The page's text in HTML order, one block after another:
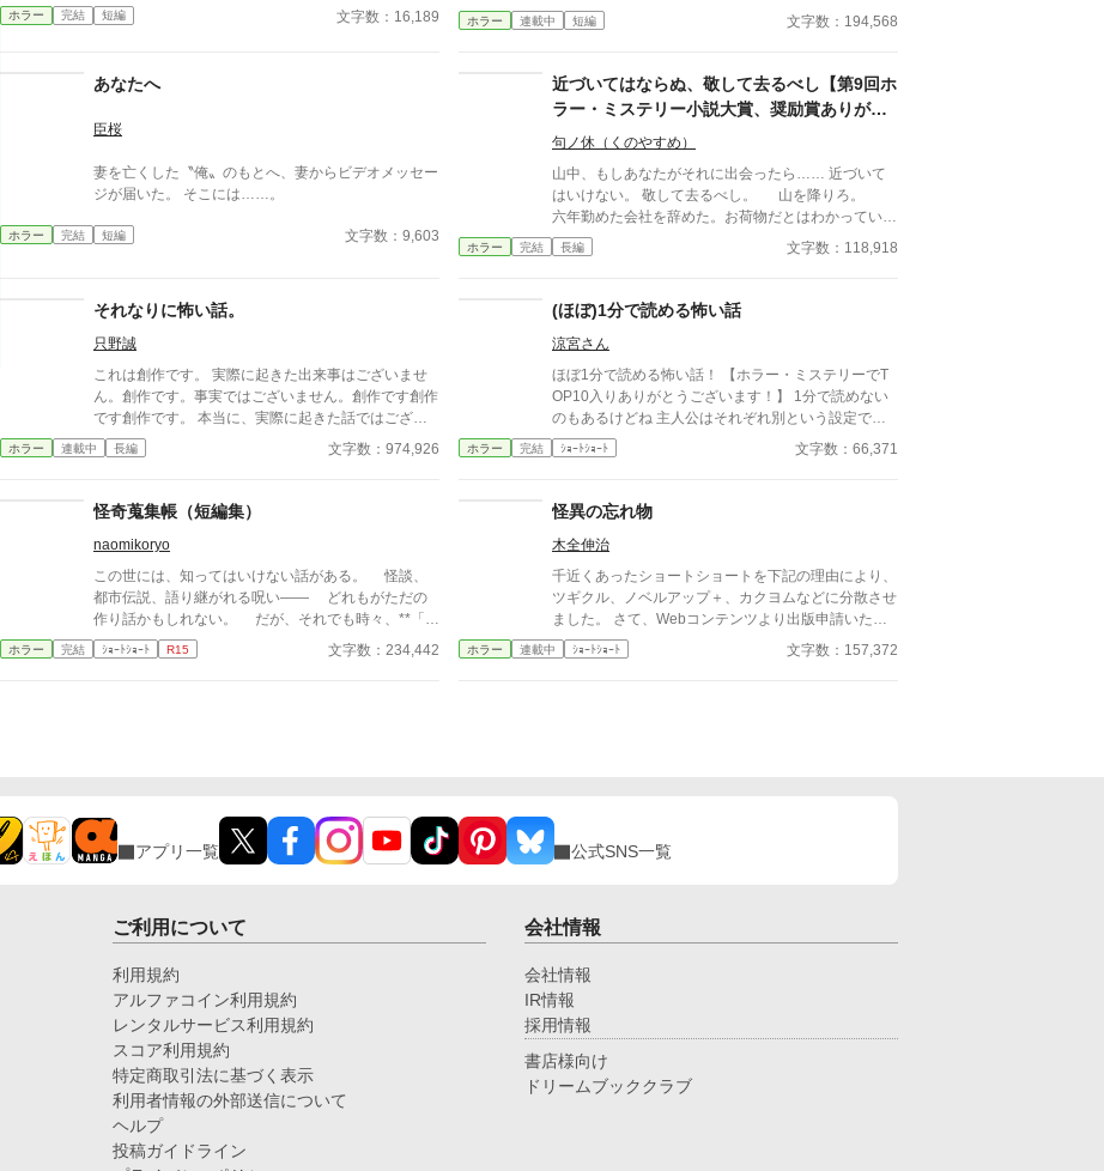
ホラー 完結 短編 文字数：16,189
違和感は、もう始まっている。 帰り道、誰もいない
はずの部屋、何気ない会話。 どこにでもある日常
意味が分かると凍りつく話。 理由もなく、ただ追い
詰められていく話。 そして、最後の一行で現実がひ
っくり返る話。 1話1000〜2000文字。隙間時間で読
める短編ながら、 読み終えたあと、ふとした静寂が
怖くなる。 これはすべて、どこかで起きていてもお
かしくない話。 ――あなたのすぐ隣でも。 洒落にな
らない実話風・創作ホラー。
ホラー 連載中 短編 文字数：194,568
あなたへ
臣桜
妻を亡くした〝俺〟のもとへ、妻からビデオメッセー
ジが届いた。 そこには……。
ホラー 完結 短編 文字数：9,603
近づいてはならぬ、敬して去るべし【第9回ホ
ラー・ミステリー小説大賞、奨励賞ありがと
うございました！】
句ノ休（くのやすめ）
山中、もしあなたがそれに出会ったら…… 近づいて
はいけない。 敬して去るべし。 山を降りろ。
六年勤めた会社を辞めた。お荷物だとはわかっていた
し、むしろ清々しくもあった。 28歳のコウイチに
は、仕事より大切なものがあった。 田舎歩きだ。そ
落、古い祠、忘れられた神々——それを訪ねること
は、彼のたった一つの愉しみだった。 大学時代、
民俗学の講義で准教授はこう言った。「神々は神では
ない」。人が畏れ、従い、忖度したものがかみにな
る。その言葉がコウイチを変えた。 会社の営業で関
東のあちこちを歩きまわった。コウイチは仕事よりも
た。 失業後、ふと見つけた資料にコウイチは目を
族がいたという。山奥には祠があるらしい。だがもう
六十年も前に無人になってしまっているようだ。
人に出会う。一人目は気のいい古書店主。二人目は何
かを知りながら口を閉ざす資料館の老人。そして三人
目は—— 深い山中でコウイチはついに祠を見つけ
た。巨大な岩を背にした祠は古び、壊れていたが、ま
ホラー 完結 長編 文字数：118,918
それなりに怖い話。
只野誠
これは創作です。 実際に起きた出来事はございませ
ん。創作です。事実ではございません。創作です創作
です創作です。 本当に、実際に起きた話ではござい
ません。 なので、安心して読むことができます。 オ
ムニバス形式なので、どの章から読んでも問題ありま
『やねのおと』の章を追加。2026/8/13の朝頃より公
開開始予定。 2026/8/5：『さかな』の章を追加。202
6/8/12の朝頃より公開開始予定。 2026/8/4：『くびつ
か』の章を追加。2026/8/11の朝頃より公開開始予
定。 2026/8/3：『はえ』の章を追加。2026/8/10の朝
頃より公開開始予定。 2026/8/2：『せみのなくみ
2026/8/1：『えがお』の章を追加。2026/8/8の朝頃よ
ホラー 連載中 長編 文字数：974,926
(ほぼ)1分で読める怖い話
涼宮さん
ほぼ1分で読める怖い話！ 【ホラー・ミステリーでT
OP10入りありがとうございます！】 1分で読めない
のもあるけどね 主人公はそれぞれ別という設定です
フィクションの話やノンフィクションの話も…。 サ
クサク読めて楽しい！(矛盾してる) ⚠︎この物語で出て
⚠︎他の人の作品と酷似している場合はお知らせくださ
ホラー 完結 ｼｮｰﾄｼｮｰﾄ 文字数：66,371
怪奇蒐集帳（短編集）
naomikoryo
この世には、知ってはいけない話がある。 怪談、
都市伝説、語り継がれる呪い—— どれもがただの
作り話かもしれない。 だが、それでも時々、**「本
物」**が紛れ込むことがある。 本書は、そんな“見
つけてしまった”怪異を集めた一冊である。 最後の
ホラー 完結 ｼｮｰﾄｼｮｰﾄ R15 文字数：234,442
怪異の忘れ物
木全伸治
千近くあったショートショートを下記の理由により、
ツギクル、ノベルアップ＋、カクヨムなどに分散させ
ました。 さて、Webコンテンツより出版申請いただ
いた 「怪異の忘れ物」につきまして、 審議にお時間
をいただいてしまい、申し訳ありませんでした。 ご
をいただいたので、本作品は、一気に全削除はしませ
が体験する怪奇なお話。バットエンド多め。少し不思
議な物語もあり。ショートショート集。 いつか、茶
風林さんが、主催されていた「大人が楽しむ朗読会」
の怪し会みたいに、自分の作品を声優さんに朗読して
もらうのが夢。
ホラー 連載中 ｼｮｰﾄｼｮｰﾄ 文字数：157,372
アプリ一覧 公式SNS一覧
ご利用について
利用規約
アルファコイン利用規約
レンタルサービス利用規約
スコア利用規約
特定商取引法に基づく表示
利用者情報の外部送信について
ヘルプ
投稿ガイドライン
会社情報
会社情報
IR情報
採用情報
書店様向け
ドリームブッククラブ